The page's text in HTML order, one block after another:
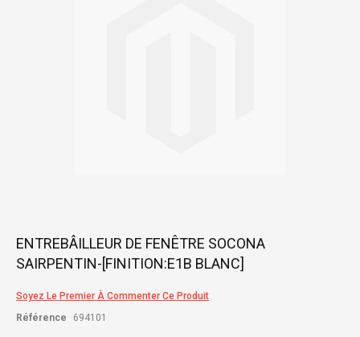
Skip
the
of
images
ENTREBÂILLEUR DE FENÊTRE SOCONA
SAIRPENTIN-[FINITION:E1B BLANC]
Soyez Le Premier À Commenter Ce Produit
Référence
694101